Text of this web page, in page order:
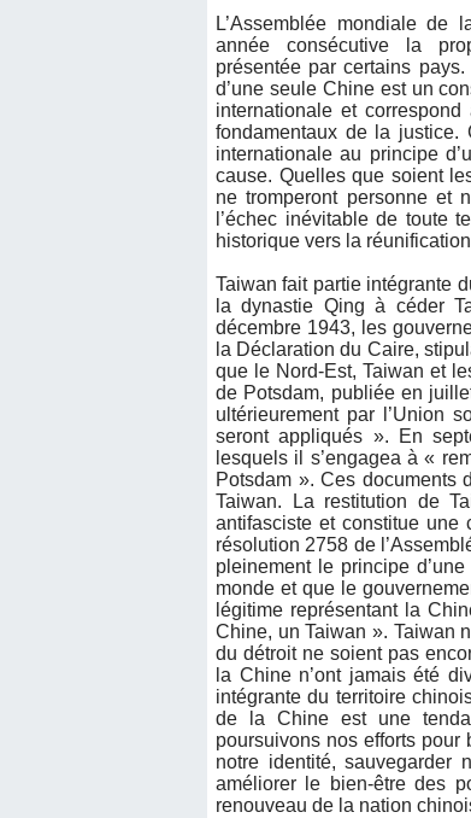
L’Assemblée mondiale
année consécutive la
présentée par certains
d’une seule Chine est un
internationale et
fondamentaux de la justice.
internationale au principe
cause. Quelles que soient
ne tromperont personne et
l’échec inévitable de toute
historique vers la
Taiwan fait partie intégrante
la dynastie Qing à céder
décembre 1943, les
la Déclaration du Caire,
que le Nord-Est, Taiwan et
de Potsdam, publiée en
ultérieurement par l’Union
seront appliqués ». En
lesquels il s’engagea à «
Potsdam ». Ces documents
Taiwan. La restitution de
antifasciste et constitue une
résolution 2758 de
pleinement le principe
monde et que le
légitime représentant la
Chine, un Taiwan ». Taiwan
du détroit ne soient pas
la Chine n’ont jamais été
intégrante du territoire
de la Chine est une
poursuivons nos efforts pour
notre identité, sauvegarder
améliorer le bien-être des
renouveau de la nation